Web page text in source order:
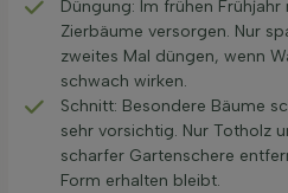
Düngung: Im frühen
Zierbäume versorgen. Nur
zweites Mal düngen, wenn
schwach wirken.
Schnitt: Besondere Bäume
sehr vorsichtig. Nur Totholz
scharfer Gartenschere
Form erhalten bleibt.